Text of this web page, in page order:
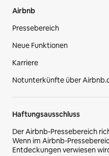
Airbnb
Pressebereich
Neue Funktionen
Karriere
Notunterkünfte über
Haftungsausschluss
Der Airbnb-Pressebereich
Wenn im Airbnb-
Entdeckungen verwiesen